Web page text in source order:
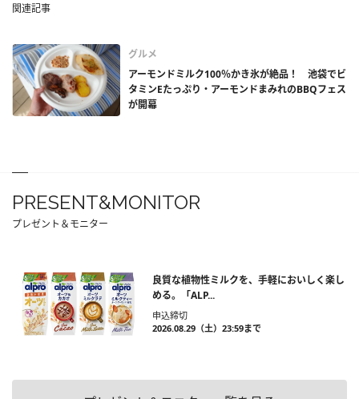
関連記事
グルメ
アーモンドミルク100％かき氷が絶品！ 池袋でビ
タミンEたっぷり・アーモンドまみれのBBQフェス
が開幕
PRESENT&MONITOR
プレゼント＆モニター
良質な植物性ミルクを、手軽においしく楽し
める。「ALP...
申込締切
2026.08.29（土）23:59まで